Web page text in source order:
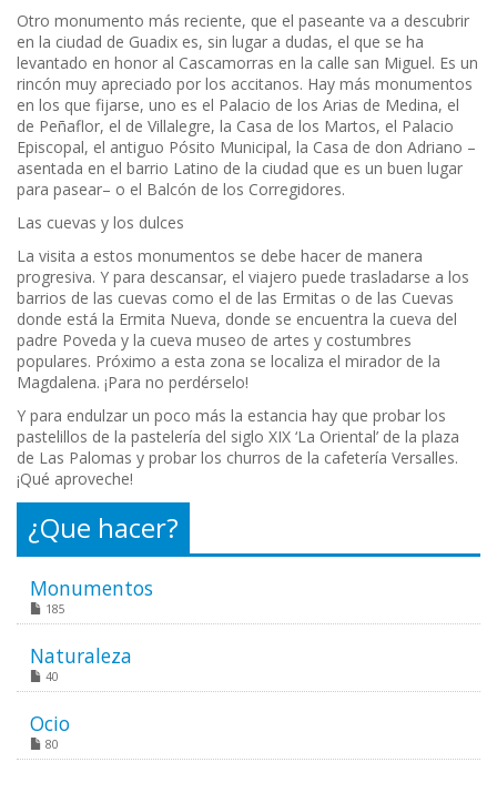
Otro monumento más reciente, que el paseante va a descubrir
en la ciudad de Guadix es, sin lugar a dudas, el que se ha
levantado en honor al Cascamorras en la calle san Miguel. Es un
rincón muy apreciado por los accitanos. Hay más monumentos
en los que fijarse, uno es el Palacio de los Arias de Medina, el
de Peñaflor, el de Villalegre, la Casa de los Martos, el Palacio
Episcopal, el antiguo Pósito Municipal, la Casa de don Adriano –
asentada en el barrio Latino de la ciudad que es un buen lugar
para pasear– o el Balcón de los Corregidores.
Las cuevas y los dulces
La visita a estos monumentos se debe hacer de manera
progresiva. Y para descansar, el viajero puede trasladarse a los
barrios de las cuevas como el de las Ermitas o de las Cuevas
donde está la Ermita Nueva, donde se encuentra la cueva del
padre Poveda y la cueva museo de artes y costumbres
populares. Próximo a esta zona se localiza el mirador de la
Magdalena. ¡Para no perdérselo!
Y para endulzar un poco más la estancia hay que probar los
pastelillos de la pastelería del siglo XIX ‘La Oriental’ de la plaza
de Las Palomas y probar los churros de la cafetería Versalles.
¡Qué aproveche!
¿Que hacer?
Monumentos
185
Naturaleza
40
Ocio
80